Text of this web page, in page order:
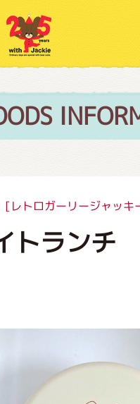
[レトロガーリージャッキ
トランチ
メーション